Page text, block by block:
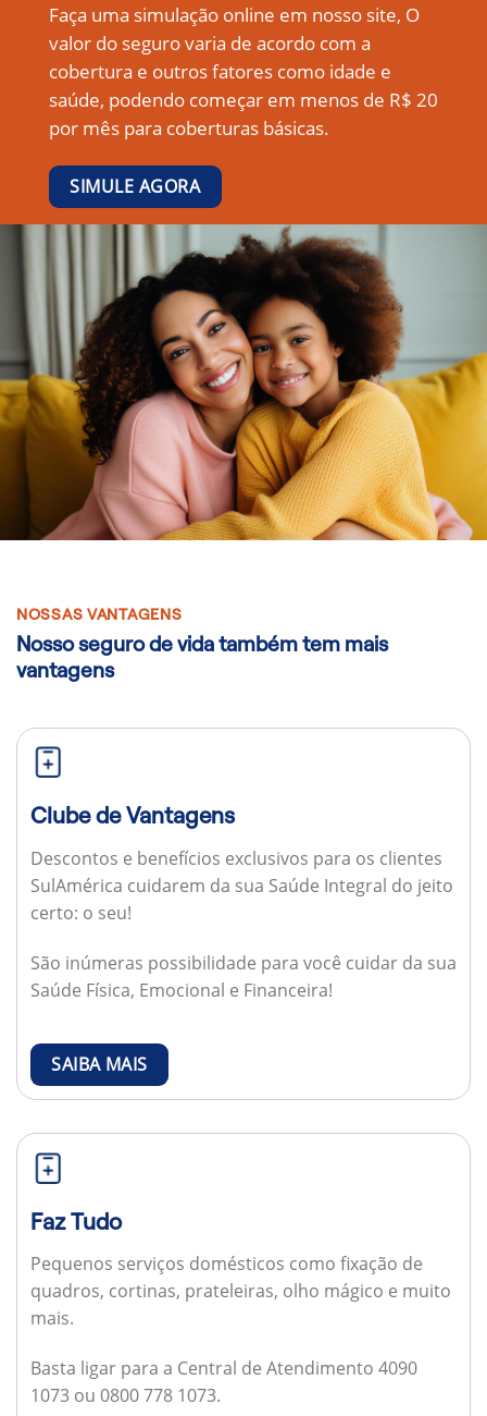
Faça uma simulação online em nosso site, O
valor do seguro varia de acordo com a
cobertura e outros fatores como idade e
saúde, podendo começar em menos de R$ 20
por mês para coberturas básicas.
SIMULE AGORA
NOSSAS VANTAGENS
Nosso seguro de vida também tem mais
vantagens
Clube de Vantagens
Descontos e benefícios exclusivos para os clientes
SulAmérica cuidarem da sua Saúde Integral do jeito
certo: o seu!
São inúmeras possibilidade para você cuidar da sua
Saúde Física, Emocional e Financeira!
SAIBA MAIS
Faz Tudo
Pequenos serviços domésticos como fixação de
quadros, cortinas, prateleiras, olho mágico e muito
mais.
Basta ligar para a Central de Atendimento 4090
1073 ou 0800 778 1073.